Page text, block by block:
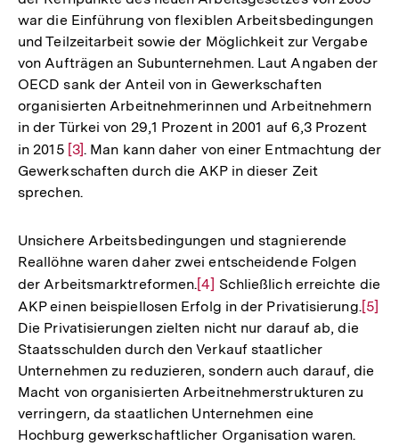
war die Einführung von flexiblen Arbeitsbedingungen
und Teilzeitarbeit sowie der Möglichkeit zur Vergabe
von Aufträgen an Subunternehmen. Laut Angaben der
OECD sank der Anteil von in Gewerkschaften
organisierten Arbeitnehmerinnen und Arbeitnehmern
in der Türkei von 29,1 Prozent in 2001 auf 6,3 Prozent
in 2015 Zur
Auflösung
der
[3]. Man kann daher von einer Entmachtung der
Gewerkschaften durch die AKP in dieser Zeit
sprechen.
Unsichere Arbeitsbedingungen und stagnierende
Reallöhne waren daher zwei entscheidende Folgen
der Arbeitsmarktreformen.Zur
Auflösung
der
Fußnote
[4] Schließlich erreichte die
AKP einen beispiellosen Erfolg in der Privatisierung.Zur
[5]
Die Privatisierungen zielten nicht nur darauf ab, die
Staatsschulden durch den Verkauf staatlicher
Unternehmen zu reduzieren, sondern auch darauf, die
Macht von organisierten Arbeitnehmerstrukturen zu
verringern, da staatlichen Unternehmen eine
Hochburg gewerkschaftlicher Organisation waren.